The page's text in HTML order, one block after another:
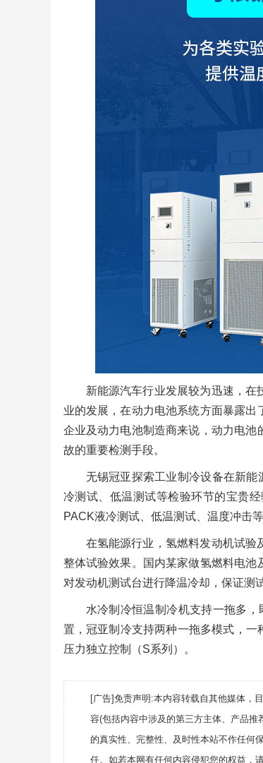
新能源汽车行业发展较为迅速，
业的发展，在动力电池系统方面暴露
企业及动力电池制造商来说，动力电
故的重要检测手段。
无锡冠亚探索工业制冷设备在新
冷测试、低温测试等检验环节的宝贵
PACK液冷测试、低温测试、温度冲击
在氢能源行业，氢燃料发动机试验
整体试验效果。国内某家做氢燃料电
对发动机测试台进行降温冷却，保证测
水冷制冷恒温制冷机支持一拖多
置，冠亚制冷支持两种一拖多模式，
压力独立控制（S系列）。
[广告]免责声明:本内容转载自其他媒体，
容(包括内容中涉及的第三方主体、产品
的真实性、完整性、及时性本站不作任何
任。如若本网有任何内容侵犯您的权益，